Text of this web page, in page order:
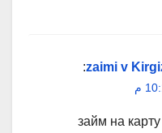
zaimi v
:
займ на